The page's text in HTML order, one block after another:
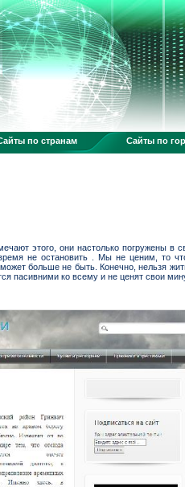
по странам Сайты по
этого, они настолько погружены в
не остановить . Мы не ценим, то
больше не быть. Конечно, нельзя
пасивними ко всему и не ценят свои